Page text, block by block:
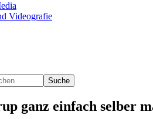
Videografie
ganz einfach selber